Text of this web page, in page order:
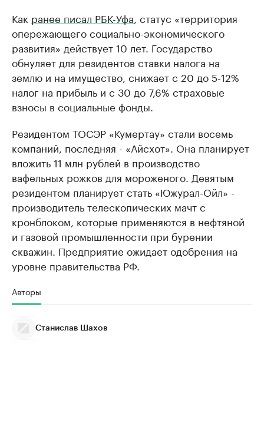
Как ранее писал РБК-Уфа, статус «территория
опережающего социально-экономического
развития» действует 10 лет. Государство
обнуляет для резидентов ставки налога на
землю и на имущество, снижает с 20 до 5-12%
налог на прибыль и с 30 до 7,6% страховые
взносы в социальные фонды.
Резидентом ТОСЭР «Кумертау» стали восемь
компаний, последняя - «Айсхот». Она планирует
вложить 11 млн рублей в производство
вафельных рожков для мороженого. Девятым
резидентом планирует стать «Южурал-Ойл» -
производитель телескопических мачт с
кронблоком, которые применяются в нефтяной
и газовой промышленности при бурении
скважин. Предприятие ожидает одобрения на
уровне правительства РФ.
Авторы
Станислав Шахов